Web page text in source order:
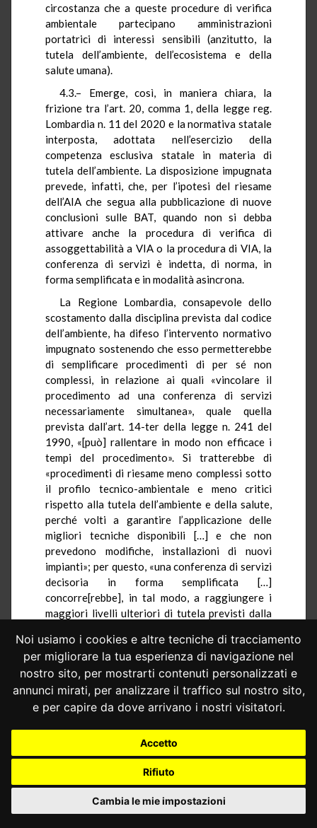
Noi usiamo i cookies e altre tecniche di tracciamento
per migliorare la tua esperienza di navigazione nel
nostro sito, per mostrarti contenuti personalizzati e
annunci mirati, per analizzare il traffico sul nostro sito,
e per capire da dove arrivano i nostri visitatori.
Accetto
Rifiuto
Cambia le mie impostazioni
circostanza che a queste procedure di verifica
ambientale partecipano amministrazioni
portatrici di interessi sensibili (anzitutto, la
tutela dell’ambiente, dell’ecosistema e della
salute umana).
4.3.– Emerge, così, in maniera chiara, la
frizione tra l’art. 20, comma 1, della legge reg.
Lombardia n. 11 del 2020 e la normativa statale
interposta, adottata nell’esercizio della
competenza esclusiva statale in materia di
tutela dell’ambiente. La disposizione impugnata
prevede, infatti, che, per l’ipotesi del riesame
dell’AIA che segua alla pubblicazione di nuove
conclusioni sulle BAT, quando non si debba
attivare anche la procedura di verifica di
assoggettabilità a VIA o la procedura di VIA, la
conferenza di servizi è indetta, di norma, in
forma semplificata e in modalità asincrona.
La Regione Lombardia, consapevole dello
scostamento dalla disciplina prevista dal codice
dell’ambiente, ha difeso l’intervento normativo
impugnato sostenendo che esso permetterebbe
di semplificare procedimenti di per sé non
complessi, in relazione ai quali «vincolare il
procedimento ad una conferenza di servizi
necessariamente simultanea», quale quella
prevista dall’art. 14-ter della legge n. 241 del
1990, «[può] rallentare in modo non efficace i
tempi del procedimento». Si tratterebbe di
«procedimenti di riesame meno complessi sotto
il profilo tecnico-ambientale e meno critici
rispetto alla tutela dell’ambiente e della salute,
perché volti a garantire l’applicazione delle
migliori tecniche disponibili […] e che non
prevedono modifiche, installazioni di nuovi
impianti»; per questo, «una conferenza di servizi
decisoria in forma semplificata […]
concorre[rebbe], in tal modo, a raggiungere i
maggiori livelli ulteriori di tutela previsti dalla
Commissione consiliare “Affari istituzionali”, sul
progetto di legge n. 119 - XI legislatura, “Legge
di semplificazione 2020”).
4.4.– Per costante giurisprudenza di questa
Corte, la disciplina dei procedimenti di verifica
ambientale è riservata, in via esclusiva, alla
legislazione statale (sentenza n. 178 del 2019
nello stesso senso,sentenza n. 258 del 2020),
che rintraccia il punto di equilibrio tra l’esigenza
di semplificazione e di accelerazione del
procedimento amministrativo, da un lato, e la